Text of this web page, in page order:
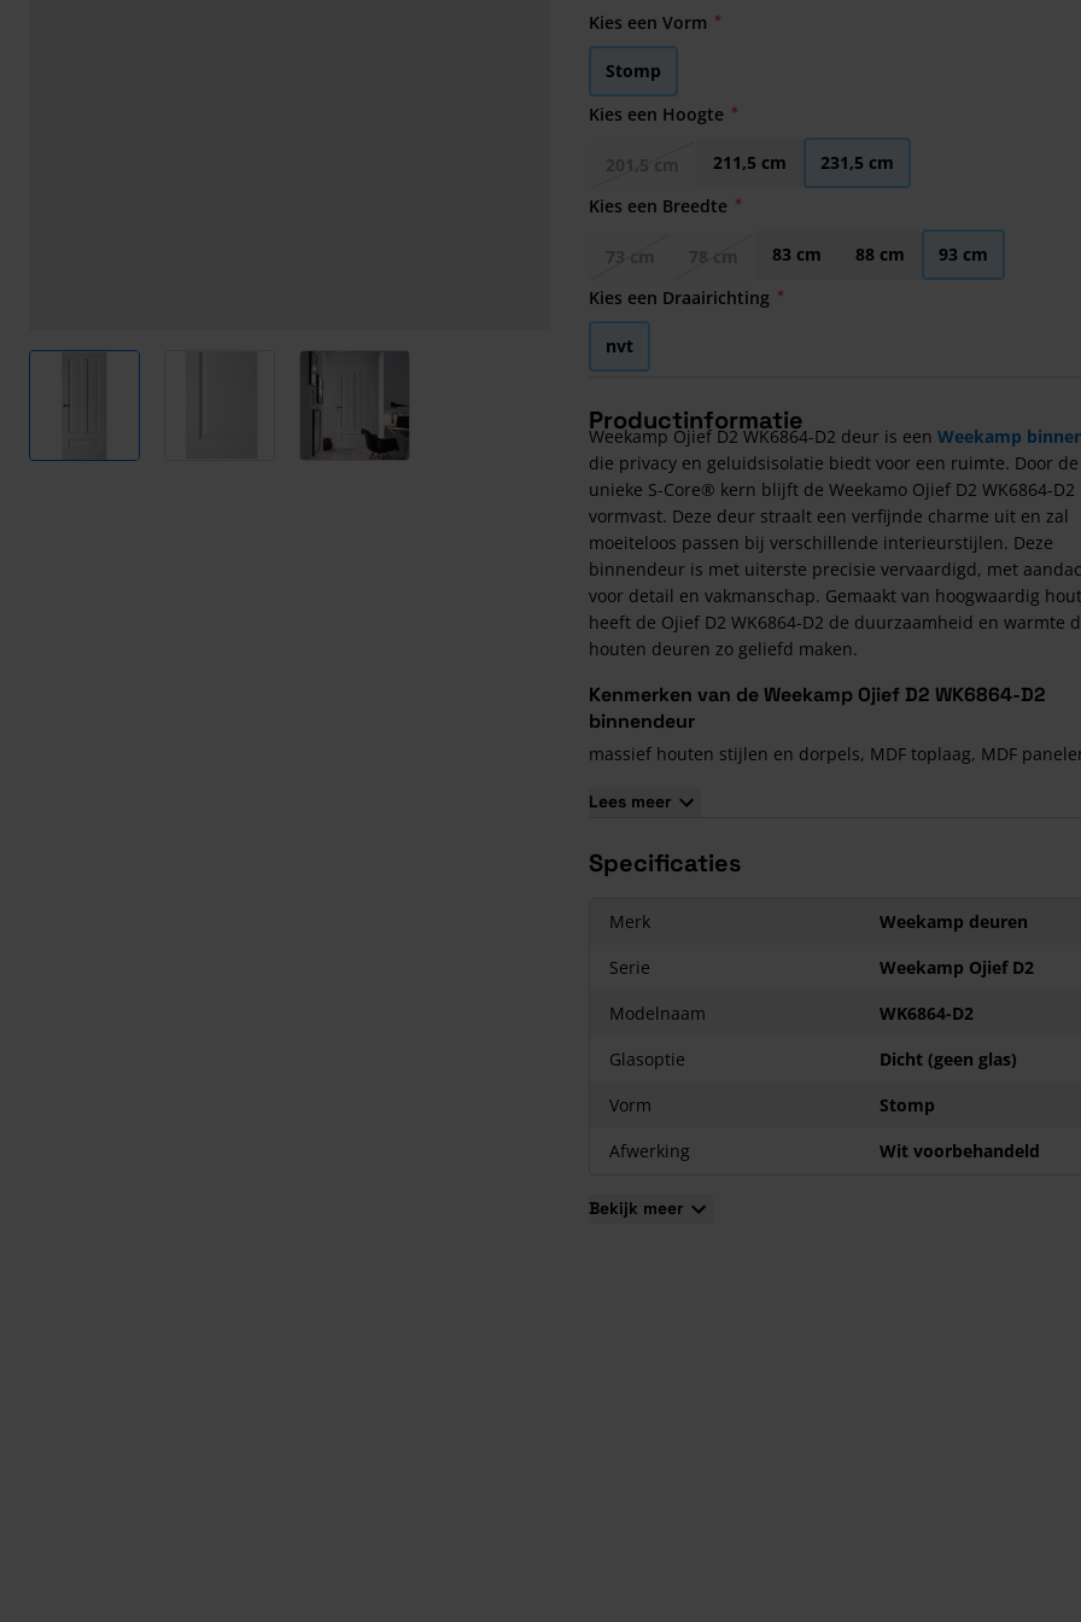
View larger image
Kies een Vorm
Stomp
Kies een Hoogte
211,5 cm
231,5 cm
Kies een Breedte
83 cm 88 cm
93 cm
Kies een Draairichting
nvt
Productinformatie
Weekamp Ojief D2 WK6864-D2 deur is een Weekamp
die privacy en geluidsisolatie biedt voor een ruimte. Door de
unieke S-Core® kern blijft de Weekamo Ojief D2 WK6864-D2
vormvast. Deze deur straalt een verfijnde charme uit en zal
moeiteloos passen bij verschillende interieurstijlen. Deze
binnendeur is met uiterste precisie vervaardigd, met
voor detail en vakmanschap. Gemaakt van hoogwaardig
heeft de Ojief D2 WK6864-D2 de duurzaamheid en warmte
houten deuren zo geliefd maken.
Kenmerken van de Weekamp Ojief D2 WK6864-D2
binnendeur
massief houten stijlen en dorpels, MDF toplaag, MDF
maatwerk leverbaar;
paumelleboringen in opdekdeuren voorgeboord;
Lees meer
Specificaties
Merk
Weekamp deuren
Serie
Weekamp Ojief D2
Modelnaam
WK6864-D2
Glasoptie
Dicht (geen glas)
Vorm
Stomp
Afwerking
Wit voorbehandeld
Bekijk meer